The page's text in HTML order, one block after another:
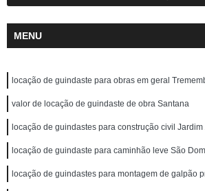
MENU
locação de guindaste para obras em geral
valor de locação de guindaste de obra Santana
locação de guindastes para construção civil Jardim
locação de guindaste para caminhão leve São
locação de guindastes para montagem de galpão